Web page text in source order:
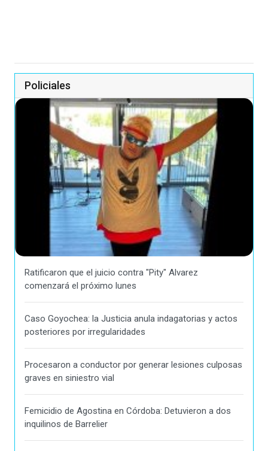
Policiales
Ratificaron que el juicio contra "Pity" Alvarez
comenzará el próximo lunes
Caso Goyochea: la Justicia anula indagatorias y actos
posteriores por irregularidades
Procesaron a conductor por generar lesiones culposas
graves en siniestro vial
Femicidio de Agostina en Córdoba: Detuvieron a dos
inquilinos de Barrelier